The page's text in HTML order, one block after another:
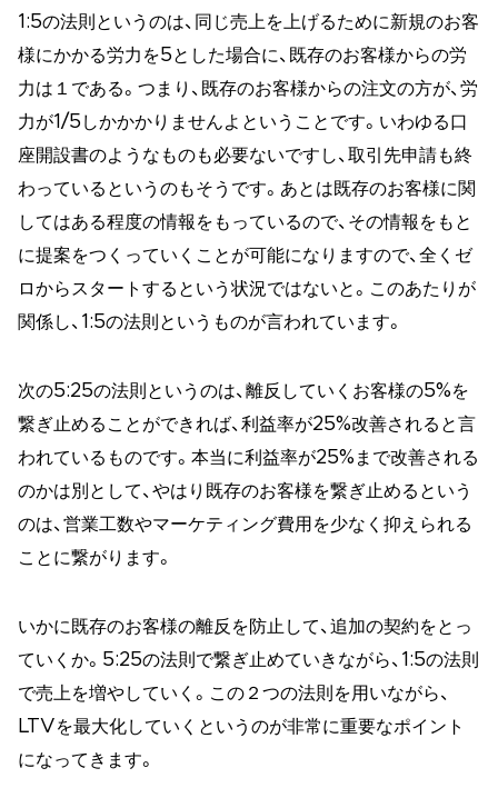
1:5の法則というのは、同じ売上を上げるために新規のお客
様にかかる労力を5とした場合に、既存のお客様からの労
力は１である。つまり、既存のお客様からの注文の方が、労
力が1/5しかかかりませんよということです。いわゆる口
座開設書のようなものも必要ないですし、取引先申請も終
わっているというのもそうです。あとは既存のお客様に関
してはある程度の情報をもっているので、その情報をもと
に提案をつくっていくことが可能になりますので、全くゼ
ロからスタートするという状況ではないと。このあたりが
関係し、1:5の法則というものが言われています。
次の5:25の法則というのは、離反していくお客様の5%を
繋ぎ止めることができれば、利益率が25%改善されると言
われているものです。本当に利益率が25%まで改善される
のかは別として、やはり既存のお客様を繋ぎ止めるという
のは、営業工数やマーケティング費用を少なく抑えられる
ことに繋がります。
いかに既存のお客様の離反を防止して、追加の契約をとっ
ていくか。5:25の法則で繋ぎ止めていきながら、1:5の法則
で売上を増やしていく。この２つの法則を用いながら、
LTVを最大化していくというのが非常に重要なポイント
になってきます。